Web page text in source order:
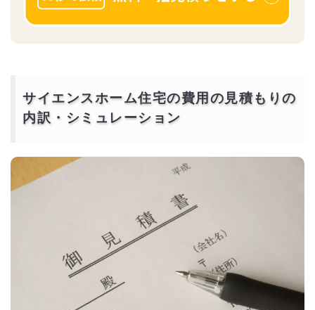
サイエンスホーム住宅の費用の見積もりの
内訳・シミュレーション